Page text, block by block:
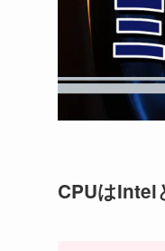
CPUはIntel